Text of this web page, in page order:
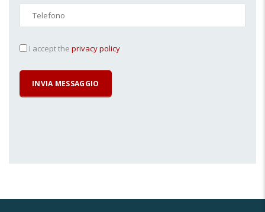
I accept the privacy policy